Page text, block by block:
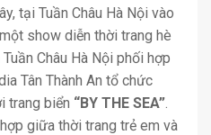
tại Tuần Châu Hà Nội vào
show diễn thời trang hè
Châu Hà Nội phối hợp
Tân Thành An tổ chức
trang biển “BY THE SEA”
giữa thời trang trẻ em và